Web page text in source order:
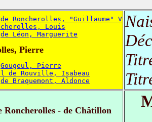
de Roncherolles, "Guillaume" V
Louis
de Léon, Marguerite
Pierre
Gougeul, Pierre
de Rouville, Isabeau
de Braquemont, Aldonce
Roncherolles - de Châtillon